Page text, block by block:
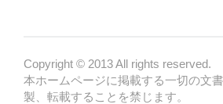
Copyright © 2013 All rights reserved.
本ホームページに掲載する一切の文
製、転載することを禁じます。